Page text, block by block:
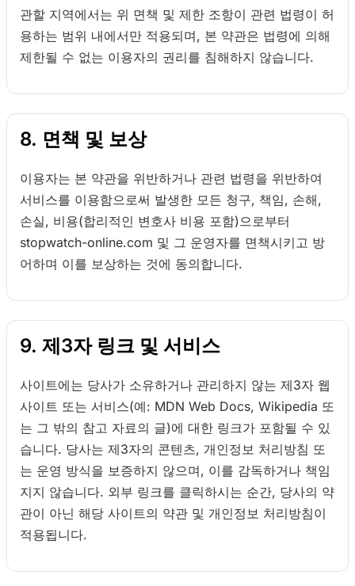
관할 지역에서는 위 면책 및 제한 조항이 관련 법령이 허
용하는 범위 내에서만 적용되며, 본 약관은 법령에 의해
제한될 수 없는 이용자의 권리를 침해하지 않습니다.
8. 면책 및 보상
이용자는 본 약관을 위반하거나 관련 법령을 위반하여
서비스를 이용함으로써 발생한 모든 청구, 책임, 손해,
손실, 비용(합리적인 변호사 비용 포함)으로부터
stopwatch-online.com 및 그 운영자를 면책시키고 방
어하며 이를 보상하는 것에 동의합니다.
9. 제3자 링크 및 서비스
사이트에는 당사가 소유하거나 관리하지 않는 제3자 웹
사이트 또는 서비스(예: MDN Web Docs, Wikipedia 또
는 그 밖의 참고 자료의 글)에 대한 링크가 포함될 수 있
습니다. 당사는 제3자의 콘텐츠, 개인정보 처리방침 또
는 운영 방식을 보증하지 않으며, 이를 감독하거나 책임
지지 않습니다. 외부 링크를 클릭하시는 순간, 당사의 약
관이 아닌 해당 사이트의 약관 및 개인정보 처리방침이
적용됩니다.